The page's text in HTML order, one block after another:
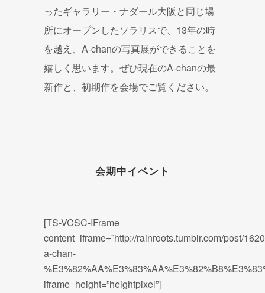
ったギャラリー・ナダール大阪と同じ場
所にオープンしたソラリスで、13年の時
を越え、A-chanの写真展ができることを
嬉しく思います。ぜひ現在のA-chanの最
新作と、初期作を会場でご覧ください。
会期中イベント
[TS-VCSC-IFrame
content_iframe=”http://rainroots.tumblr.com/post/
a-chan-
iframe_height=”heightpixel”]